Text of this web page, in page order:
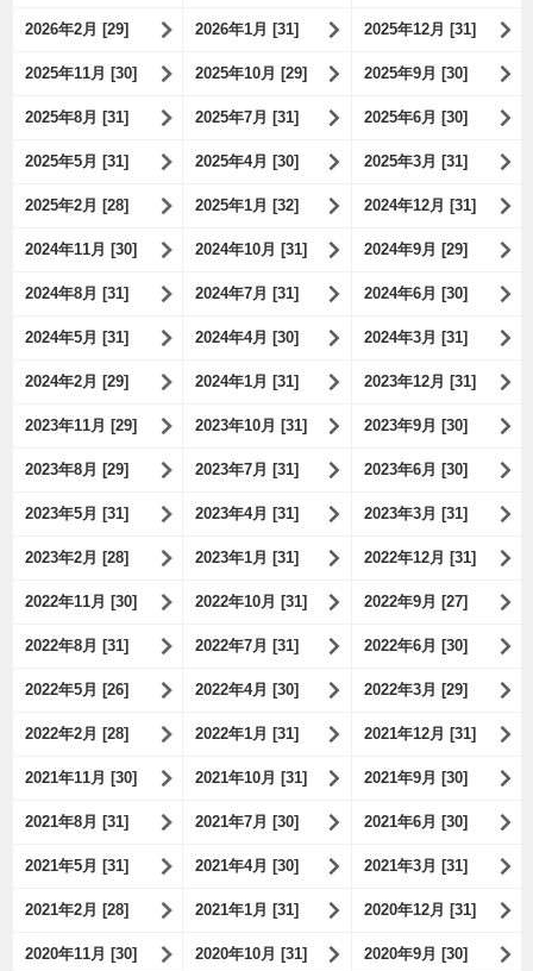
2026年2月 [29] 2026年1月 [31] 2025年12月 [31]
2025年11月 [30] 2025年10月 [29] 2025年9月 [30]
2025年8月 [31] 2025年7月 [31] 2025年6月 [30]
2025年5月 [31] 2025年4月 [30] 2025年3月 [31]
2025年2月 [28] 2025年1月 [32] 2024年12月 [31]
2024年11月 [30] 2024年10月 [31] 2024年9月 [29]
2024年8月 [31] 2024年7月 [31] 2024年6月 [30]
2024年5月 [31] 2024年4月 [30] 2024年3月 [31]
2024年2月 [29] 2024年1月 [31] 2023年12月 [31]
2023年11月 [29] 2023年10月 [31] 2023年9月 [30]
2023年8月 [29] 2023年7月 [31] 2023年6月 [30]
2023年5月 [31] 2023年4月 [31] 2023年3月 [31]
2023年2月 [28] 2023年1月 [31] 2022年12月 [31]
2022年11月 [30] 2022年10月 [31] 2022年9月 [27]
2022年8月 [31] 2022年7月 [31] 2022年6月 [30]
2022年5月 [26] 2022年4月 [30] 2022年3月 [29]
2022年2月 [28] 2022年1月 [31] 2021年12月 [31]
2021年11月 [30] 2021年10月 [31] 2021年9月 [30]
2021年8月 [31] 2021年7月 [30] 2021年6月 [30]
2021年5月 [31] 2021年4月 [30] 2021年3月 [31]
2021年2月 [28] 2021年1月 [31] 2020年12月 [31]
2020年11月 [30] 2020年10月 [31] 2020年9月 [30]